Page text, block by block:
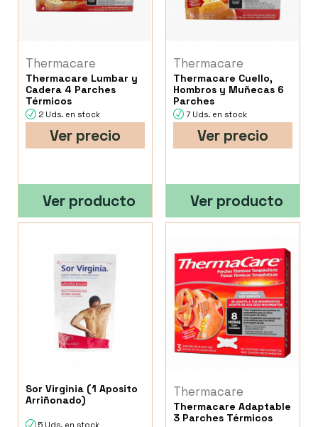
Thermacare
Thermacare Lumbar y
Cadera 4 Parches
Térmicos
2 Uds. en stock
Ver precio
Ver producto
Thermacare
Thermacare Cuello,
Hombros y Muñecas 6
Parches
7 Uds. en stock
Ver precio
Ver producto
Sor Virginia (1 Aposito
Arriñonado)
Thermacare
Thermacare Adaptable
3 Parches Térmicos